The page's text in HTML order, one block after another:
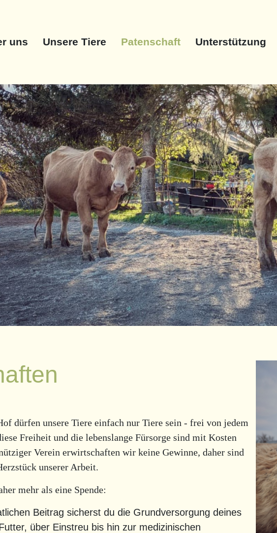
uns Unsere Tiere Patenschaft Unterstützung
dürfen unsere Tiere einfach nur Tiere sein - frei von jedem
Freiheit und die lebenslange Fürsorge sind mit Kosten
Verein erwirtschaften wir keine Gewinne, daher sind
unserer Arbeit.
mehr als eine Spende:
Beitrag sicherst du die Grundversorgung deines
über Einstreu bis hin zur medizinischen